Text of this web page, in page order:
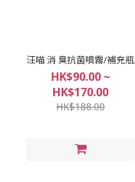
汪喵 消 臭抗菌噴霧/補充瓶
HK$90.00 ~
HK$170.00
HK$188.00